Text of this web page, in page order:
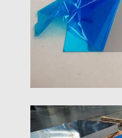
conformabilidade
de
Alumínio